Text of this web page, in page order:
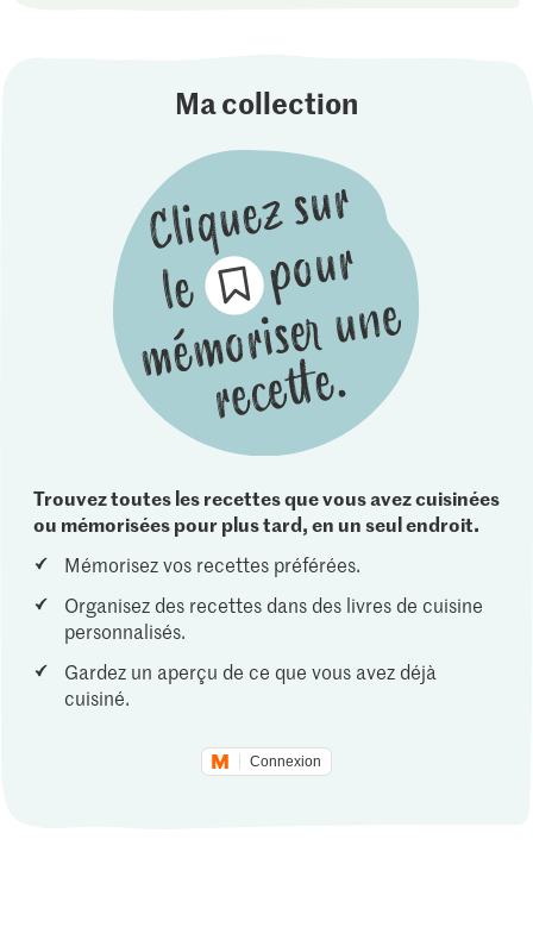
Ma collection
Trouvez toutes les recettes que vous avez cuisinées
ou mémorisées pour plus tard, en un seul endroit.
Mémorisez vos recettes préférées.
Organisez des recettes dans des livres de cuisine
personnalisés.
Gardez un aperçu de ce que vous avez déjà
cuisiné.
Connexion